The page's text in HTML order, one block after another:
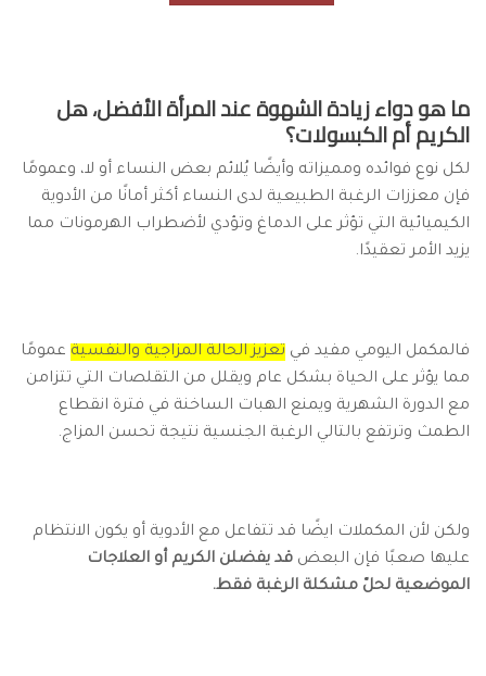
ما هو دواء زيادة الشهوة عند المرأة الأفضل، هل
الكريم أم الكبسولات؟
لكل نوع فوائده ومميزاته وأيضًا يُلائم بعض النساء أو لا، وعمومًا
فإن معززات الرغبة الطبيعية لدى النساء أكثر أمانًا من الأدوية
الكيميائية التي تؤثر على الدماغ وتؤدي لأضطراب الهرمونات مما
يزيد الأمر تعقيدًا.
فالمكمل اليومي مفيد في تعزيز الحالة المزاجية والنفسية عمومًا
مما يؤثر على الحياة بشكل عام ويقلل من التقلصات التي تتزامن
مع الدورة الشهرية ويمنع الهبات الساخنة في فترة انقطاع
الطمث وترتفع بالتالي الرغبة الجنسية نتيجة تحسن المزاج.
ولكن لأن المكملات ايضًا قد تتفاعل مع الأدوية أو يكون الانتظام
عليها صعبًا فإن البعض قد يفضلن الكريم أو العلاجات
الموضعية لحلّ مشكلة الرغبة فقط.